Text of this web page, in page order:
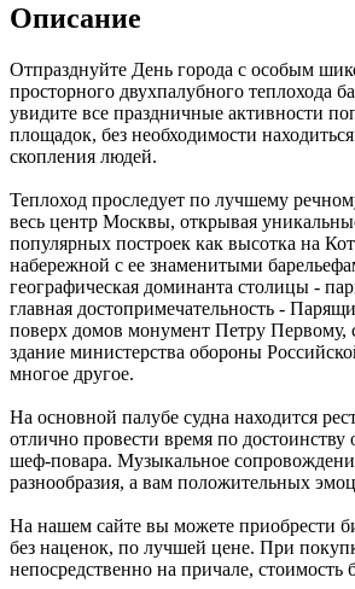
Описание
Отпразднуйте День города с особым
просторного двухпалубного теплохода
увидите все праздничные активности
площадок, без необходимости
скопления людей.
Теплоход проследует по лучшему
весь центр Москвы, открывая
популярных построек как высотка на
набережной с ее знаменитыми
географическая доминанта столицы -
главная достопримечательность -
поверх домов монумент Петру Первому,
здание министерства обороны
многое другое.
На основной палубе судна находится
отлично провести время по достоинству
шеф-повара. Музыкальное
разнообразия, а вам положительных
На нашем сайте вы можете приобрести
без наценок, по лучшей цене. При
непосредственно на причале, стоимость